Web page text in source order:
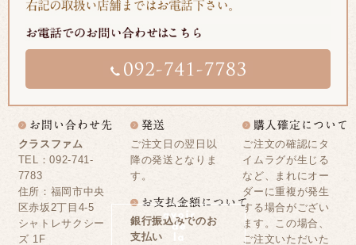
クラスファム
TEL：092-741-
7783
住所：福岡市中央
区赤坂2丁目4-5
シャトレサクシー
ズ 1F
ご注文日の翌日以
降の発送となりま
す。
銀行振込みでのお
支払い
ご注文の確認にタ
イムラグが生じる
など、まれにオー
ダーに重複が発生
する場合がござい
ます。この場合、
ご注文いただいた